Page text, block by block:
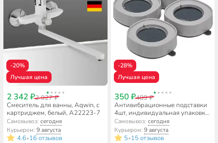
-20%
Лучшая цена
2 342 ₽2 927 ₽
Смеситель для ванны, Aqwin, с
картриджем, белый, A22223-7
Самовывоз:сегодня
Курьером:9 августа
4.6•16 отзывов
-28%
Лучшая цена
350 ₽489 ₽
Антивибрационные подставки
4шт, индивидуальная упаковка,
серые, Aqwin, YT-CBC-015
Самовывоз: сегодня
Курьером: 9 августа
5•15 отзывов